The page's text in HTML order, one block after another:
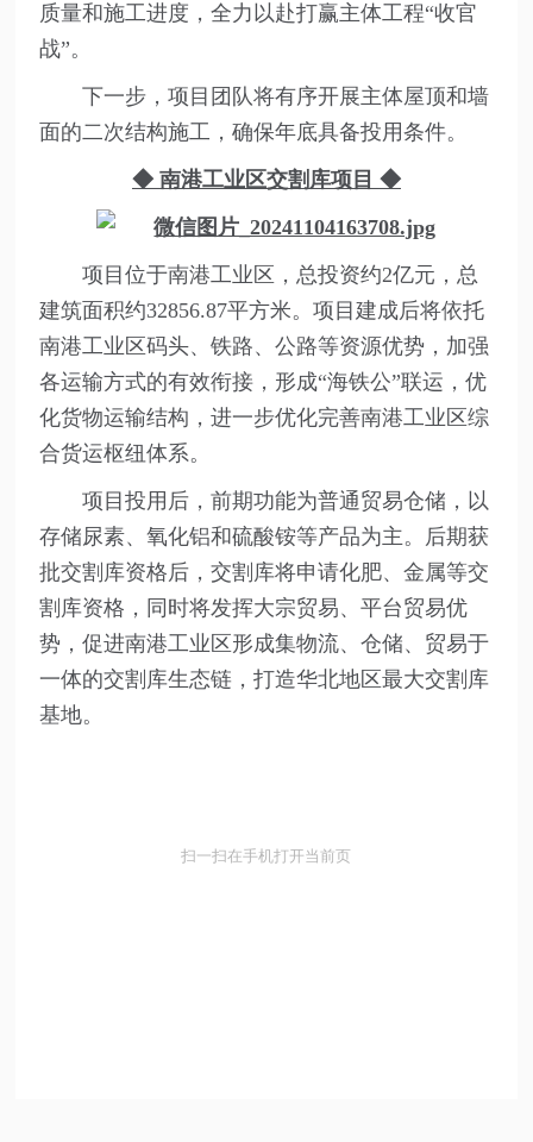
质量和施工进度，全力以赴打赢主体工程“收官
战”。
下一步，项目团队将有序开展主体屋顶和墙
面的二次结构施工，确保年底具备投用条件。
◆ 南港工业区交割库项目 ◆
项目位于南港工业区，总投资约2亿元，总
建筑面积约32856.87平方米。项目建成后将依托
南港工业区码头、铁路、公路等资源优势，加强
各运输方式的有效衔接，形成“海铁公”联运，优
化货物运输结构，进一步优化完善南港工业区综
合货运枢纽体系。
项目投用后，前期功能为普通贸易仓储，以
存储尿素、氧化铝和硫酸铵等产品为主。后期获
批交割库资格后，交割库将申请化肥、金属等交
割库资格，同时将发挥大宗贸易、平台贸易优
势，促进南港工业区形成集物流、仓储、贸易于
一体的交割库生态链，打造华北地区最大交割库
基地。
扫一扫在手机打开当前页